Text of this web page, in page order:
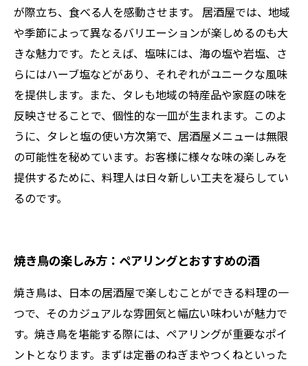
が際立ち、食べる人を感動させます。 居酒屋では、地域
や季節によって異なるバリエーションが楽しめるのも大
きな魅力です。たとえば、塩味には、海の塩や岩塩、さ
らにはハーブ塩などがあり、それぞれがユニークな風味
を提供します。また、タレも地域の特産品や家庭の味を
反映させることで、個性的な一皿が生まれます。このよ
うに、タレと塩の使い方次第で、居酒屋メニューは無限
の可能性を秘めています。お客様に様々な味の楽しみを
提供するために、料理人は日々新しい工夫を凝らしてい
るのです。
焼き鳥の楽しみ方：ペアリングとおすすめの酒
焼き鳥は、日本の居酒屋で楽しむことができる料理の一
つで、そのカジュアルな雰囲気と幅広い味わいが魅力で
す。焼き鳥を堪能する際には、ペアリングが重要なポイ
ントとなります。まずは定番のねぎまやつくねといった